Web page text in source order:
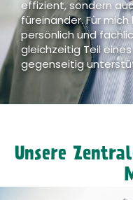
effizient, sondern
füreinander. Für
persönlich und
gleichzeitig Teil
gegenseitig
Unsere